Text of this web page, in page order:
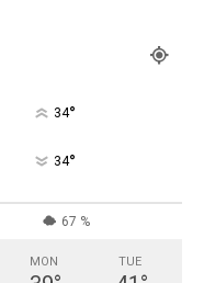
34°
34°
67 %
MON TUE